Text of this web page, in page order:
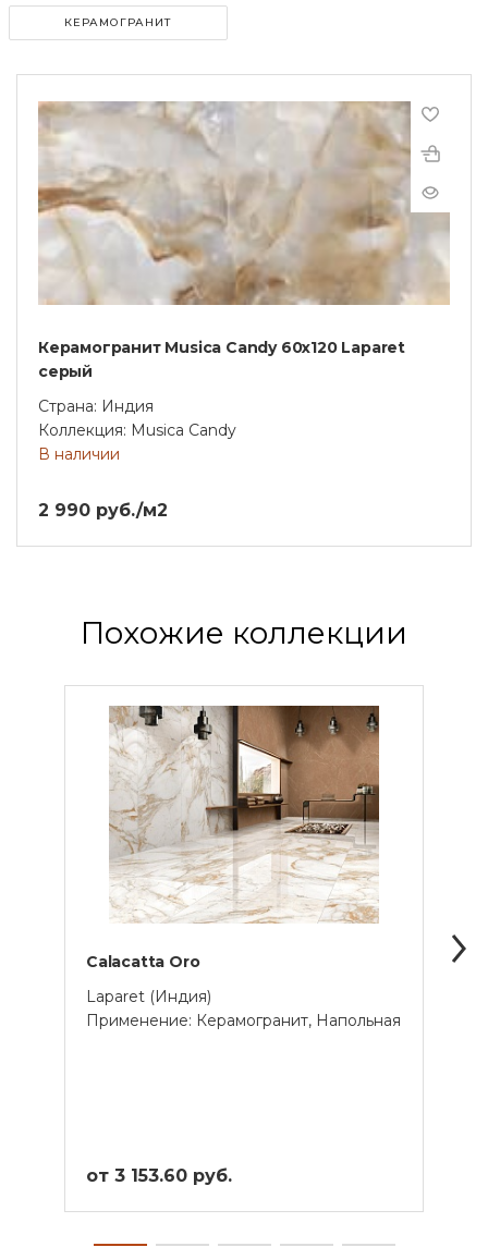
КЕРАМОГРАНИТ
Керамогранит Musica Candy 60х120 Laparet
серый
Страна: Индия
Коллекция: Musica Candy
В наличии
2 990 руб./м2
Похожие коллекции
Calacatta Oro
Laparet (Индия)
Применение: Керамогранит, Напольная
от 3 153.60 руб.